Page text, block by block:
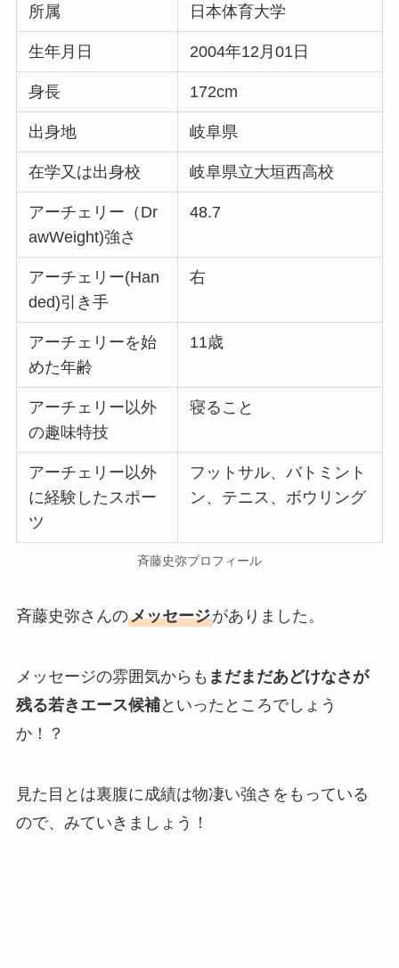
所属 日本体育大学
生年月日 2004年12月01日
身長 172cm
出身地 岐阜県
在学又は出身校 岐阜県立大垣西高校
アーチェリー（Dr
awWeight)強さ
48.7
アーチェリー(Han
ded)引き手
右
アーチェリーを始
めた年齢
11歳
アーチェリー以外
の趣味特技
寝ること
アーチェリー以外
に経験したスポー
ツ
フットサル、バトミント
ン、テニス、ボウリング
斉藤史弥プロフィール
斉藤史弥さんのメッセージがありました。
メッセージの雰囲気からも まだまだあどけなさが
残る若きエース候補といったところでしょう
か！？
見た目とは裏腹に成績は物凄い強さをもっている
ので、みていきましょう！